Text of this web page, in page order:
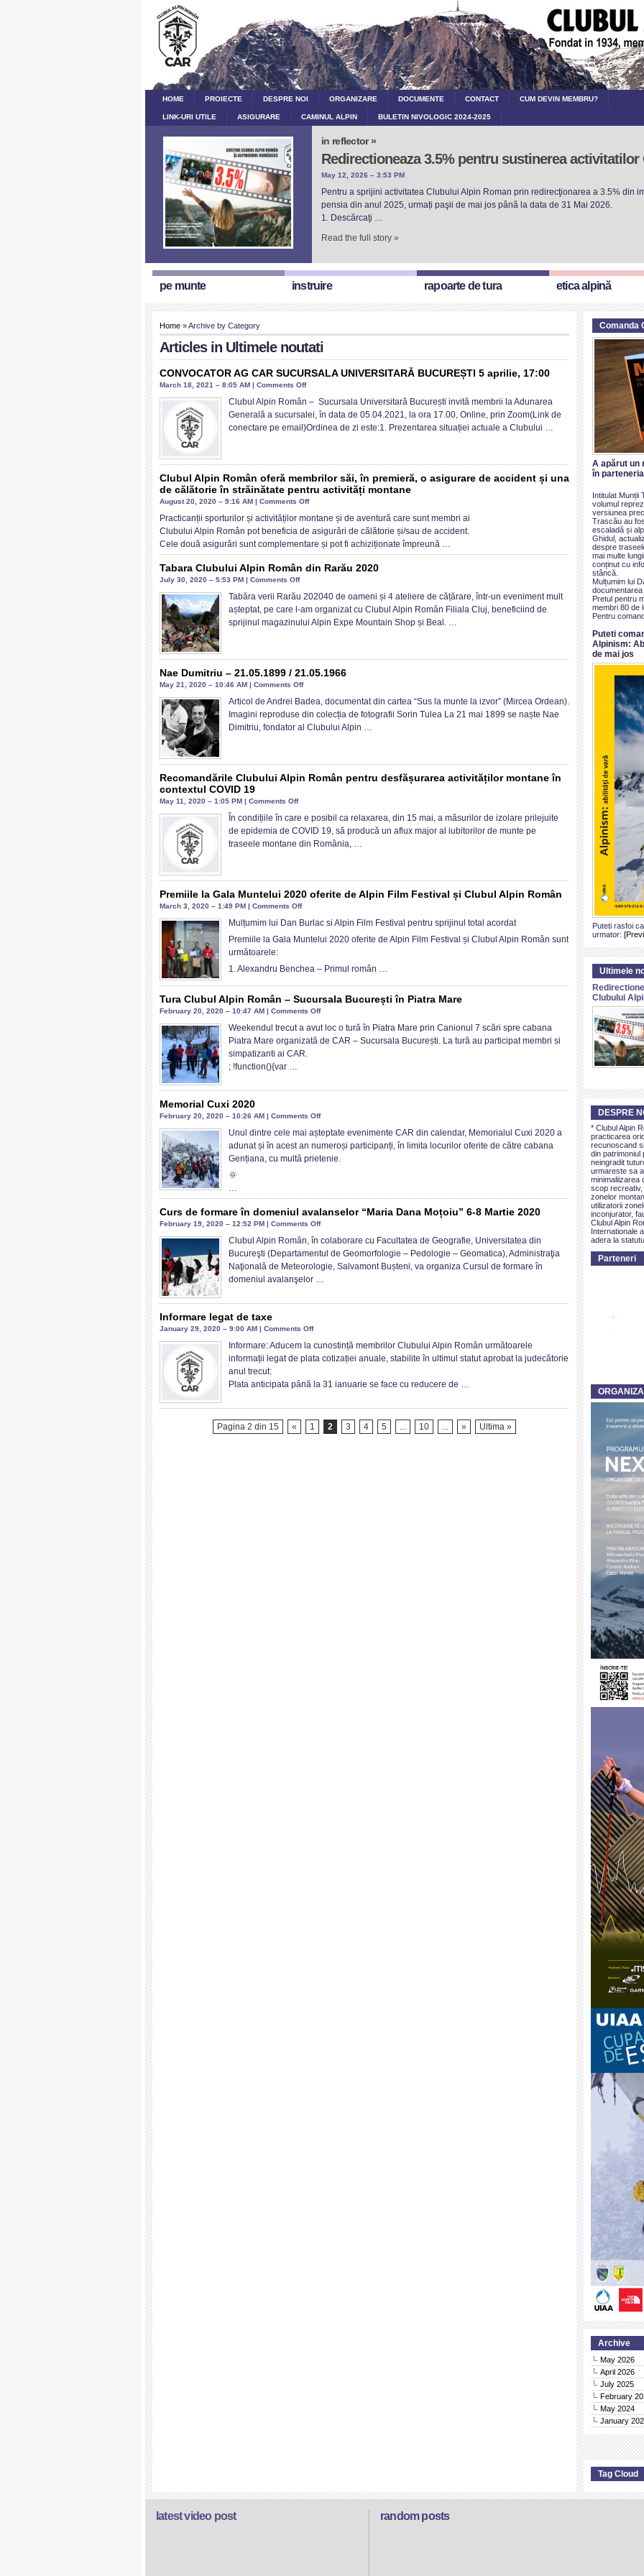
HOME PROIECTE DESPRE NOI ORGANIZARE DOCUMENTE CONTACT CUM DEVIN MEMBRU?
LINK-URI UTILE ASIGURARE CAMINUL ALPIN BULETIN NIVOLOGIC 2024-2025
in reflector »
Redirectioneaza 3.5% pentru sustinerea
May 12, 2026 – 3:53 PM
Pentru a sprijini activitatea Clubului Alpin Roman prin redirecţionarea a 3.5% din
pensia din anul 2025, urmați paşii de mai jos până la data de 31 Mai 2026.
1. Descărcaţi …
Read the full story »
pe munte instruire rapoarte de tura etica alpină
Home » Archive by Category
Articles in Ultimele noutati
CONVOCATOR AG CAR SUCURSALA UNIVERSITARĂ BUCUREȘTI 5 aprilie, 17:00
March 18, 2021 – 8:05 AM | Comments Offon
CONVOCATOR
AG
CAR
aprilie,
17:00
Clubul Alpin Român – Sucursala Universitară București invită membrii la Adunarea
Generală a sucursalei, în data de 05.04.2021, la ora 17.00, Online, prin Zoom(Link de
conectare pe email)Ordinea de zi este:1. Prezentarea situației actuale a Clubului …
Clubul Alpin Român oferă membrilor săi, în premieră, o asigurare de accident și una
de călătorie în străinătate pentru activități montane
August 20, 2020 – 9:16 AM | Comments Offon
Clubul
Alpin
Român
membrilor
și
călătorie
montane
Practicanții sporturilor și activităților montane și de aventură care sunt membri ai
Clubului Alpin Român pot beneficia de asigurări de călătorie și/sau de accident.
Cele două asigurări sunt complementare și pot fi achiziționate împreună …
Tabara Clubului Alpin Român din Rarău 2020
July 30, 2020 – 5:53 PM | Comments Offon
Tabara
Alpin
2020
Tabăra verii Rarău 202040 de oameni și 4 ateliere de cățărare, într-un eveniment mult
așteptat, pe care l-am organizat cu Clubul Alpin Român Filiala Cluj, beneficiind de
sprijinul magazinului Alpin Expe Mountain Shop și Beal. …
Nae Dumitriu – 21.05.1899 / 21.05.1966
May 21, 2020 – 10:46 AM | Comments Offon
Nae
Dumitriu
–
Articol de Andrei Badea, documentat din cartea “Sus la munte la izvor” (Mircea Ordean).
Imagini reproduse din colecția de fotografii Sorin Tulea La 21 mai 1899 se naște Nae
Dimitriu, fondator al Clubului Alpin …
Recomandările Clubului Alpin Român pentru desfășurarea activităților montane în
contextul COVID 19
May 11, 2020 – 1:05 PM | Comments Offon
Recomandările
Clubului
Alpin
activităților
montane
COVID
În condițiile în care e posibil ca relaxarea, din 15 mai, a măsurilor de izolare prilejuite
de epidemia de COVID 19, să producă un aflux major al iubitorilor de munte pe
traseele montane din România, …
Premiile la Gala Muntelui 2020 oferite de Alpin Film Festival și Clubul Alpin Român
March 3, 2020 – 1:49 PM | Comments Offon
Premiile
Gala
2020
Alpin
Mulțumim lui Dan Burlac si Alpin Film Festival pentru sprijinul total acordat
Premiile la Gala Muntelui 2020 oferite de Alpin Film Festival și Clubul Alpin Român sunt
următoarele:
1. Alexandru Benchea – Primul român …
Tura Clubul Alpin Român – Sucursala București în Piatra Mare
February 20, 2020 – 10:47 AM | Comments Offon
Tura
Clubul
în
Mare
Weekendul trecut a avut loc o tură în Piatra Mare prin Canionul 7 scări spre cabana
Piatra Mare organizată de CAR – Sucursala București. La tură au participat membri si
simpatizanti ai CAR.
; !function(){var …
Memorial Cuxi 2020
February 20, 2020 – 10:26 AM | Comments Offon
Memorial
2020
Unul dintre cele mai așteptate evenimente CAR din calendar, Memorialul Cuxi 2020 a
adunat și în acest an numeroși participanți, în limita locurilor oferite de către cabana
Gențiana, cu multă prietenie.
🌞
…
Curs de formare în domeniul avalanselor “Maria Dana Moțoiu” 6-8 Martie 2020
February 19, 2020 – 12:52 PM | Comments Offon
Curs
de
formare
Clubul Alpin Român, în colaborare cu Facultatea de Geografie, Universitatea din
Bucureşti (Departamentul de Geomorfologie – Pedologie – Geomatica), Administraţia
Naţională de Meteorologie, Salvamont Bușteni, va organiza Cursul de formare în
domeniul avalanşelor …
Informare legat de taxe
January 29, 2020 – 9:00 AM | Comments Offon
Informare
legat
taxe
Informare: Aducem la cunostință membrilor Clubului Alpin Român următoarele
informații legat de plata cotizației anuale, stabilite în ultimul statut aprobat la judecătorie
anul trecut:
Plata anticipata până la 31 ianuarie se face cu reducere de …
Pagina 2 din 15 « 1 2 3 4 5 ... 10 ... » Ultima »
Comanda
A apărut un
în
Intitulat Munții
volumul
versiunea
Trascău au
escaladă și
Ghidul,
despre
mai multe
conținut cu
stâncă.
Mulțumim lui
Pretul pentru
membri 80 de
Pentru
Puteti
Alpinism:
de mai jos
Puteti rasfoi
urmator:
Ultimele
Clubului
DESPRE
* Clubul Alpin
practicarea
recunoscand
din patrimoniul
neingradit
urmareste sa
minimaliizarea
scop
zonelor
utilizatorii
inconjurator,
Clubul Alpin
Internationale
adera la
Parteneri
Archive
May 2026
April 2026
July 2025
February
May 2024
January
Tag Cloud
random posts
latest video post